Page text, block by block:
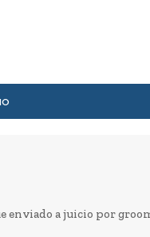
enviado a juicio por